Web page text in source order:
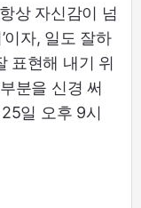
상 자신감이 넘
이자, 일도 잘하
표현해 내기 위
분을 신경 써
일 오후 9시